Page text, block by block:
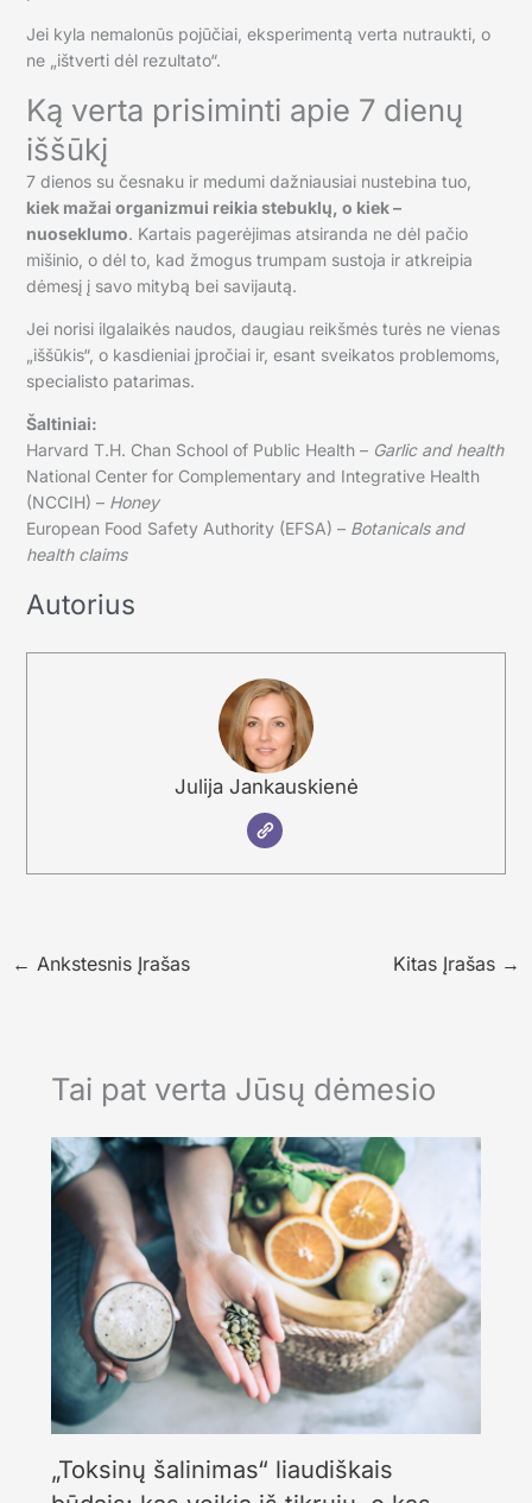
Jei kyla nemalonūs pojūčiai, eksperimentą verta nutraukti, o
ne „ištverti dėl rezultato“.
Ką verta prisiminti apie 7 dienų
iššūkį
7 dienos su česnaku ir medumi dažniausiai nustebina tuo,
kiek mažai organizmui reikia stebuklų, o kiek –
nuoseklumo. Kartais pagerėjimas atsiranda ne dėl pačio
mišinio, o dėl to, kad žmogus trumpam sustoja ir atkreipia
dėmesį į savo mitybą bei savijautą.
Jei norisi ilgalaikės naudos, daugiau reikšmės turės ne vienas
„iššūkis“, o kasdieniai įpročiai ir, esant sveikatos problemoms,
specialisto patarimas.
Šaltiniai:
Harvard T.H. Chan School of Public Health – Garlic and health
National Center for Complementary and Integrative Health
(NCCIH) – Honey
European Food Safety Authority (EFSA) – Botanicals and
health claims
Autorius
Julija Jankauskienė
← Ankstesnis Įrašas Kitas Įrašas →
Tai pat verta Jūsų dėmesio
„Toksinų šalinimas“ liaudiškais